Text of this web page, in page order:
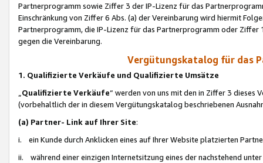
Partnerprogramm sowie Ziffer 3 der IP-Lizenz für das
Einschränkung von Ziffer 6 Abs. (a) der Vereinbarung wird hiermit
Partnerprogramm, die IP-Lizenz für das Partnerprogramm oder
gegen die Vereinbarung.
Vergütungskatalog für das
1. Qualifizierte Verkäufe und Qualifizierte Umsätze
Qualifizierte Verkäufe“ werden von uns mit den in Ziffer 3
(vorbehaltlich der in diesem Vergütungskatalog beschriebenen
(a) Partner- Link auf Ihrer Site:
i. ein Kunde durch Anklicken eines auf Ihrer Website platzierten
ii. während einer einzigen Internetsitzung eines der nachstehend